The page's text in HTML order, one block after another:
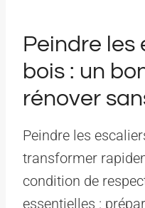
Peindre les
bois : un
rénover
Peindre les
transformer
condition de
essentielles :